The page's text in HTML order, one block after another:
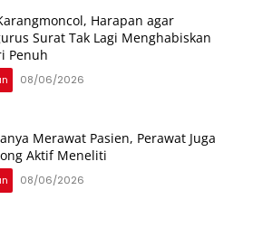
Harapan agar
Surat Tak Lagi Menghabiskan
Penuh
08/06/2026
Merawat Pasien, Perawat Juga
Aktif Meneliti
08/06/2026